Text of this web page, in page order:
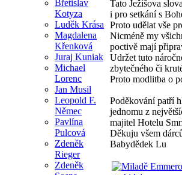
Břetislav
Kotyza
Luděk Krása
Magdalena
Křenková
Juraj Kuniak
Michael
Lorenc
Jan Musil
Leopold F.
Němec
Pavlína
Pulcová
Zdeněk
Rieger
Zdeněk
Tato Ježíšova
i pro setkání s
Proto udělat vše
Nicméně my
poctivě mají
Udržet tuto
zbytečného či
Proto modlitba o
Poděkování patří
jednomu z
majitel Hotelu
Děkuju všem
Babydědek Lu